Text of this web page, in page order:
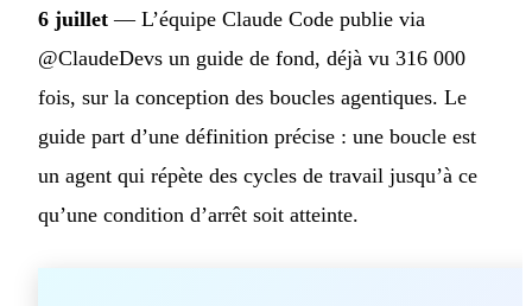
6 juillet — L’équipe Claude Code publie via
@ClaudeDevs un guide de fond, déjà vu 316 000
fois, sur la conception des boucles agentiques. Le
guide part d’une définition précise : une boucle est
un agent qui répète des cycles de travail jusqu’à ce
qu’une condition d’arrêt soit atteinte.